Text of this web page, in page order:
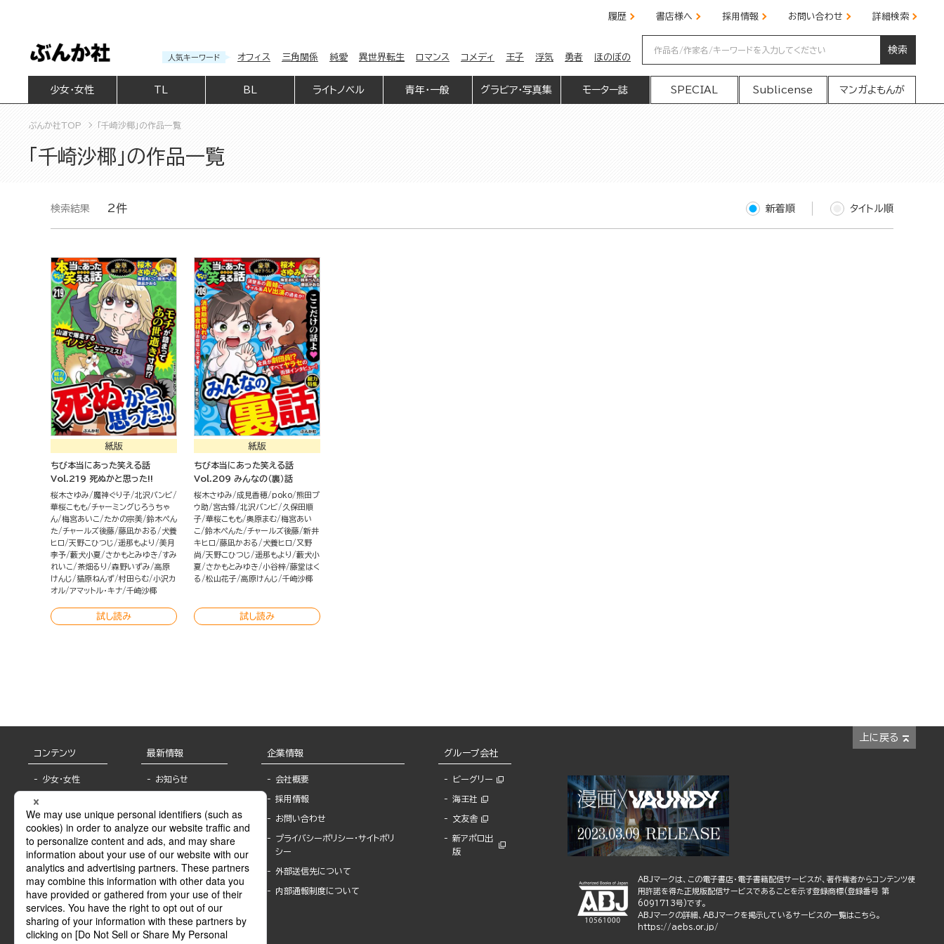
履歴 書店様へ 採用情報 お問い合わせ 詳細検索
人気キーワード オフィス 三角関係 純愛 異世界転生 ロマンス コメディ 王子 浮気 勇者 ほのぼの
検索
少女・女性 BL ライトノベル 青年・一般 グラビア・写真集 モーター誌 SPECIAL Sublicense マンガよもんが
ぶんか社TOP 「千崎沙椰」の作品一覧
「千崎沙椰」の作品一覧
検索結果 2件 新着順 タイトル順
紙版
ちび本当にあった笑える話
Vol.219 死ぬかと思った!!
桜木さゆみ 魔神ぐり子 北沢バンビ
華桜こもも チャーミングじろうちゃ
ん 梅宮あいこ たかの宗美 鈴木ぺん
た
チャールズ後藤 藤凪かおる
犬養
ヒロ
天野こひつじ 遥那もより
美月
李予 藪犬小夏 さかもとみゆき
すみ
れいこ
茶畑るり 森野いずみ
高原
けんじ
猫原ねんず 村田らむ 小沢カ
オル アマットル・キナ 千崎沙椰
試し読み
紙版
ちび本当にあった笑える話
Vol.209 みんなの（裏）話
桜木さゆみ 成見香穂 poko 熊田プ
ウ助
宮古蜂 北沢バンビ
久保田順
子 華桜こもも 奥原まむ 梅宮あい
こ
鈴木ぺんた チャールズ後藤 新井
キヒロ
藤凪かおる 犬養ヒロ
又野
尚
天野こひつじ 遥那もより
藪犬小
夏
さかもとみゆき 小谷梓 藤堂はく
る
松山花子 高原けんじ 千崎沙椰
試し読み
上に戻る
コンテンツ
少女・女性
BL
ライトノベル
青年・一般
グラビア・写真
モーター誌
SPECIAL
最新情報
お知らせ
報
書店様へ
海外ライセンシー
公式SNSアカウ
ント
作家一覧
Keyword list
企業情報
会社概要
採用情報
お問い合わせ
プライバシーポリシー・サイトポリ
シー
外部送信先について
内部通報制度について
グループ会社
ビーグリー
海王社
文友舎
新アポロ出
版
ABJマークは、この電子書店・電子書籍配信サービスが、著作権者からコンテンツ使
用許諾を得た正規版配信サービスであることを示す登録商標(登録番号 第
6091713号)です。
ABJマークの詳細、ABJマークを掲示しているサービスの一覧はこちら。
https://aebs.or.jp/